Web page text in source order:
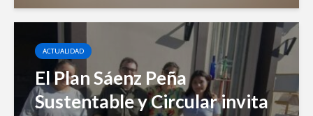
ACTUALIDAD
El Plan Sáenz Peña
Sustentable y Circular invita